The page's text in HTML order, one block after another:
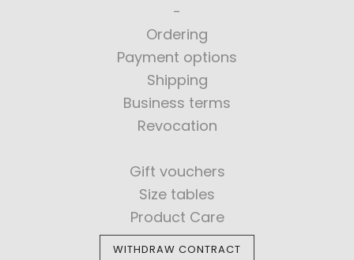
Ordering
Payment options
Shipping
Business terms
Revocation
Gift vouchers
Size tables
Product Care
WITHDRAW CONTRACT